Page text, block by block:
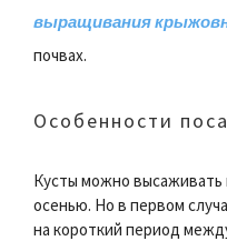
выращивания
почвах.
Особенности
Кусты можно высаживать
осенью. Но в первом
на короткий период